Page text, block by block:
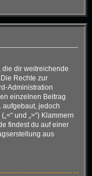
die dir weitreichende
Rechte zur
Administration
einzelnen Beitrag
aufgebaut, jedoch
und „>“) Klammern
findest du auf einer
aus